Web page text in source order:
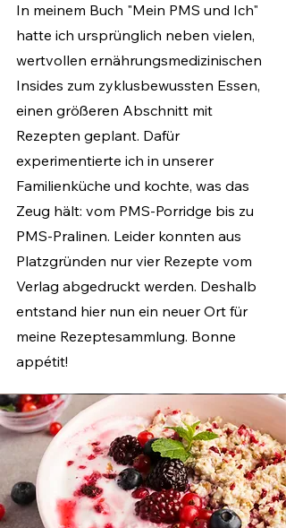
In meinem Buch "Mein PMS und Ich"
hatte ich ursprünglich neben vielen,
wertvollen ernährungsmedizinischen
Insides zum zyklusbewussten Essen,
einen größeren Abschnitt mit
Rezepten geplant. Dafür
experimentierte ich in unserer
Familienküche und kochte, was das
Zeug hält: vom PMS-Porridge bis zu
PMS-Pralinen. Leider konnten aus
Platzgründen nur vier Rezepte vom
Verlag abgedruckt werden. Deshalb
entstand hier nun ein neuer Ort für
meine Rezeptesammlung. Bonne
appétit!